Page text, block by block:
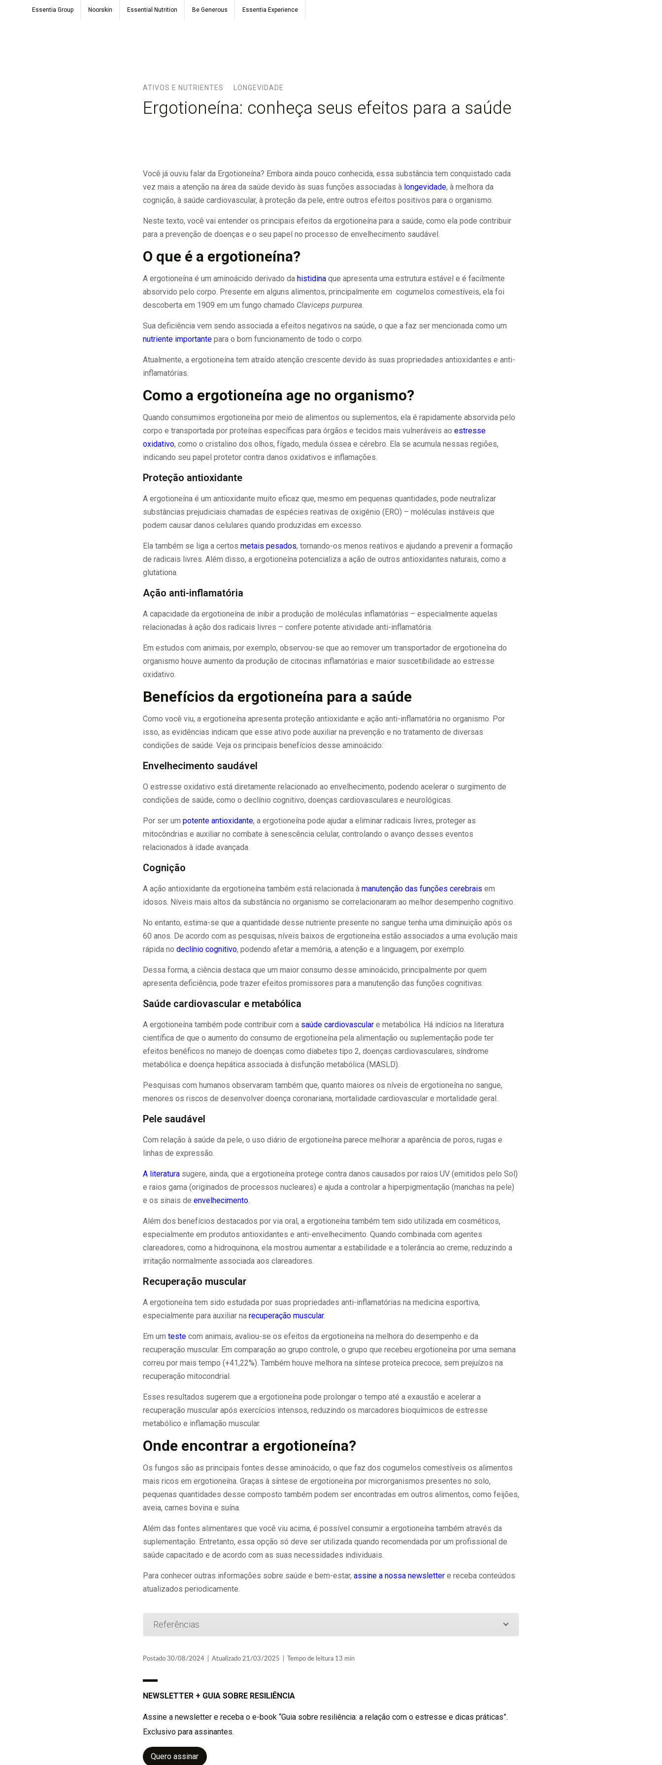
Essentia Group Noorskin Essential Nutrition Be Generous Essentia Experience
ATIVOS E NUTRIENTES LONGEVIDADE
Ergotioneína: conheça seus efeitos para a saúde
Você já ouviu falar da Ergotioneína? Embora ainda pouco conhecida, essa substância tem conquistado cada
vez mais a atenção naárea da saúde devido às suas funções associadas à longevidade, à melhora da
cognição, à saúde cardiovascular, à proteção da pele, entre outros efeitos positivos para o organismo.
Neste texto, você vai entender os principais efeitos da ergotioneína para a saúde, como ela pode contribuir
para a prevenção de doenças e o seu papel no processo de envelhecimento saudável.
O que é a ergotioneína?
A ergotioneína é um aminoácido derivado da histidinaque apresenta uma estrutura estável e é facilmente
absorvido pelo corpo. Presente em alguns alimentos, principalmente em cogumelos comestíveis, ela foi
descoberta em 1909 em um fungo chamado Claviceps purpurea.
Sua deficiência vem sendo associada a efeitos negativos na saúde, o que a faz ser mencionada como um
nutriente importantepara o bom funcionamento de todo o corpo.
Atualmente, a ergotioneína tem atraído atenção crescente devido às suas propriedades antioxidantes e anti-
inflamatórias.
Como a ergotioneína age no organismo?
Quando consumimos ergotioneína por meio de alimentos ou suplementos, ela é rapidamente absorvida pelo
corpo e transportada por proteínas específicas para órgãos e tecidos mais vulneráveis ao estresse
oxidativo, como o cristalino dos olhos, fígado, medula óssea e cérebro. Ela se acumula nessas regiões,
indicando seu papel protetor contra danos oxidativos e inflamações.
Proteção antioxidante
A ergotioneína é um antioxidante muito eficaz que, mesmo em pequenas quantidades, pode neutralizar
substâncias prejudiciais chamadas de espécies reativas de oxigênio (ERO) – moléculas instáveis que
podem causar danos celulares quando produzidas em excesso.
Ela também se liga a certos metais pesados, tornando-os menos reativos e ajudando a prevenir a formação
de radicais livres. Além disso, a ergotioneína potencializa a ação de outros antioxidantes naturais, como a
glutationa.
Ação anti-inflamatória
A capacidade da ergotioneína de inibir a produção de moléculas inflamatórias – especialmente aquelas
relacionadas à ação dos radicais livres – confere potente atividade anti-inflamatória.
Em estudos com animais, por exemplo, observou-se que ao remover um transportador de ergotioneína do
organismo houve aumento da produção de citocinas inflamatórias e maior suscetibilidade ao estresse
oxidativo.
Benefícios da ergotioneína para a saúde
Como você viu, a ergotioneína apresenta proteção antioxidante e ação anti-inflamatória no organismo. Por
isso, as evidências indicam que esse ativo pode auxiliar na prevenção e no tratamento de diversas
condições de saúde. Veja os principais benefícios desse aminoácido:
Envelhecimento saudável
O estresse oxidativo está diretamente relacionado ao envelhecimento, podendo acelerar o surgimento de
condições de saúde, como o declínio cognitivo, doenças cardiovasculares e neurológicas.
Por ser um potente antioxidante, a ergotioneína pode ajudar a eliminar radicais livres, proteger as
mitocôndrias e auxiliar no combate à senescência celular, controlando o avanço desses eventos
relacionados à idade avançada.
Cognição
A ação antioxidante da ergotioneína também está relacionada à manutenção das funções cerebrais em
idosos. Níveis mais altos da substância no organismo se correlacionaram ao melhor desempenho cognitivo.
No entanto, estima-se que a quantidade desse nutriente presente no sangue tenha uma diminuição após os
60 anos. De acordo com as pesquisas, níveis baixos de ergotioneína estão associados a uma evolução mais
rápida no declínio cognitivo, podendo afetar a memória, a atenção e a linguagem, por exemplo.
Dessa forma, a ciência destaca que um maior consumo desse aminoácido, principalmente por quem
apresenta deficiência, pode trazer efeitos promissores para a manutenção das funções cognitivas.
Saúde cardiovascular e metabólica
A ergotioneína também pode contribuir com a saúde cardiovasculare metabólica. Há indícios na literatura
científica de que o aumento do consumo de ergotioneína pela alimentação ou suplementação pode ter
efeitos benéficos no manejo de doenças como diabetes tipo 2, doenças cardiovasculares, síndrome
metabólica e doença hepática associada à disfunção metabólica (MASLD).
Pesquisas com humanos observaram também que, quanto maiores os níveis de ergotioneína no sangue,
menores os riscos de desenvolver doença coronariana, mortalidade cardiovascular e mortalidade geral.
Pele saudável
Com relação à saúde da pele, o uso diário de ergotioneína parece melhorar a aparência de poros, rugas e
linhas de expressão.
A literaturasugere, ainda, que a ergotioneína protege contra danos causados por raios UV (emitidos pelo Sol)
e raios gama (originados de processos nucleares) e ajuda a controlar a hiperpigmentação (manchas na pele)
e os sinais de envelhecimento.
Além dos benefícios destacados por via oral, a ergotioneína também tem sido utilizada em cosméticos,
especialmente em produtos antioxidantes e anti-envelhecimento. Quando combinada com agentes
clareadores, como a hidroquinona, ela mostrou aumentar a estabilidade e a tolerância ao creme, reduzindo a
irritação normalmente associada aos clareadores.
Recuperação muscular
A ergotioneína tem sido estudada por suas propriedades anti-inflamatórias na medicina esportiva,
especialmente para auxiliar na recuperação muscular.
Em um testecom animais, avaliou-se os efeitos da ergotioneína na melhora do desempenho e da
recuperação muscular. Em comparação ao grupo controle, o grupo que recebeu ergotioneína por uma semana
correu por mais tempo (+41,22%). Também houve melhora na síntese proteica precoce, sem prejuízos na
recuperação mitocondrial.
Esses resultados sugerem que a ergotioneína pode prolongar o tempo até a exaustão e acelerar a
recuperação muscular após exercícios intensos, reduzindo os marcadores bioquímicos de estresse
metabólico e inflamação muscular.
Onde encontrar a ergotioneína?
Os fungos são as principais fontes desse aminoácido, o que faz dos cogumelos comestíveis os alimentos
mais ricos em ergotioneína. Graças à síntese de ergotioneína por microrganismos presentes no solo,
pequenas quantidades desse composto também podem ser encontradas em outros alimentos, como feijões,
aveia, carnes bovina e suína.
Além das fontes alimentares que você viu acima, é possível consumir a ergotioneína também através da
suplementação. Entretanto, essa opção só deve ser utilizada quando recomendada por um profissional de
saúde capacitado e de acordo com as suas necessidades individuais.
Para conhecer outras informações sobre saúde e bem-estar, assine a nossa newslettere receba conteúdos
atualizados periodicamente.
Referências
Postado 30/08/2024 | Atualizado 21/03/2025 | Tempo de leitura 13 min
NEWSLETTER + GUIA SOBRE RESILIÊNCIA
Assine a newsletter e receba o e-book “Guia sobre resiliência: a relação com o estresse e dicas práticas”.
Exclusivo para assinantes.
Quero assinar